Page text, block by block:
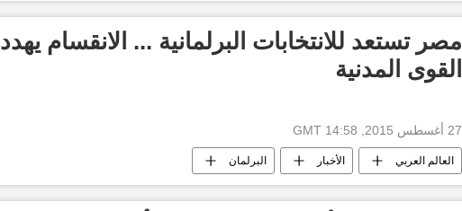
مصر تستعد للانتخابات البرلمانية ... الانقسام يهدد
القوى المدنية
27 أغسطس 2015, 14:58 GMT
العالم العربي الأخبار البرلمان